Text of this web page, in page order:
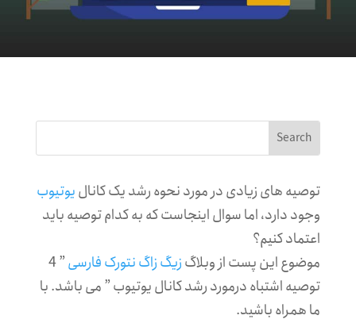
توصیه های زیادی در مورد نحوه رشد یک کانالیوتیوب
وجود دارد، اما سوال اینجاست که به کدام توصیه باید
اعتماد کنیم؟
موضوع این پست از وبلاگزیگ زاگ نتورک فارسی ” 4
توصیه اشتباه درمورد رشد کانال یوتیوب ” می باشد. با
ما همراه باشید.